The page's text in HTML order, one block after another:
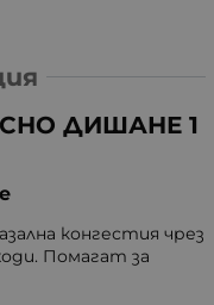
ДИШАНЕ 1
конгестия чрез
Помагат за